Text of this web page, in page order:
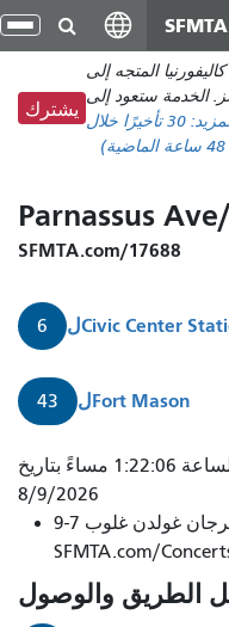
SFMTA
المتجه إلى
الخدمة ستعود إلى
30 تأخيرًا
خلال
يشترك
SFMTA.com/17688
6 لCivic Center
43 لFort Mason
التوقعات سارية اعتبارًا من الساعة 1:22:06 مساءً بتاريخ
8/9/2026
مهرجان أوتسايد لاندز في مهرجان غولدن غلوب 7-9
الطريق والوصول